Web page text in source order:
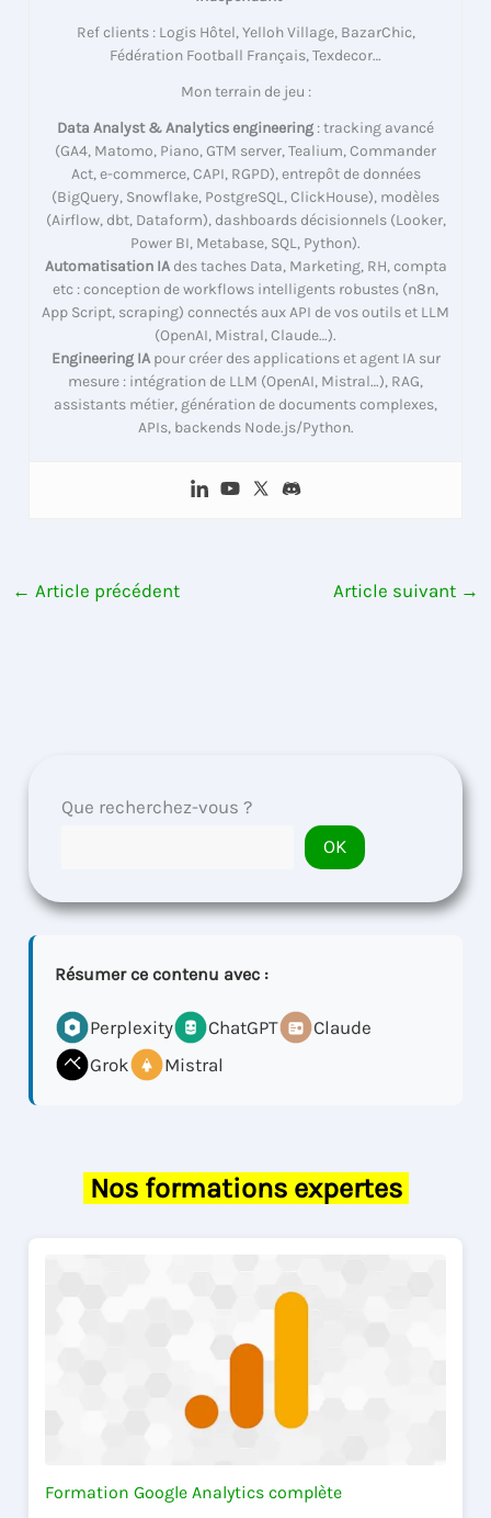
Ref clients : Logis Hôtel, Yelloh Village, BazarChic,
Fédération Football Français, Texdecor…
Mon terrain de jeu :
Data Analyst & Analytics engineering : tracking avancé
(GA4, Matomo, Piano, GTM server, Tealium, Commander
Act, e-commerce, CAPI, RGPD), entrepôt de données
(BigQuery, Snowflake, PostgreSQL, ClickHouse), modèles
(Airflow, dbt, Dataform), dashboards décisionnels (Looker,
Power BI, Metabase, SQL, Python).
Automatisation IAdes taches Data, Marketing, RH, compta
etc : conception de workflows intelligents robustes (n8n,
App Script, scraping) connectés aux API de vos outils et LLM
(OpenAI, Mistral, Claude…).
Engineering IApour créer des applications et agent IA sur
mesure : intégration de LLM (OpenAI, Mistral…), RAG,
assistants métier, génération de documents complexes,
APIs, backends Node.js/Python.
← Article précédent Article suivant →
Que recherchez-vous ?
OK
Résumer ce contenu avec :
Perplexity ChatGPT
Claude
Grok
Mistral
Nos formations expertes
Formation Google Analytics complète